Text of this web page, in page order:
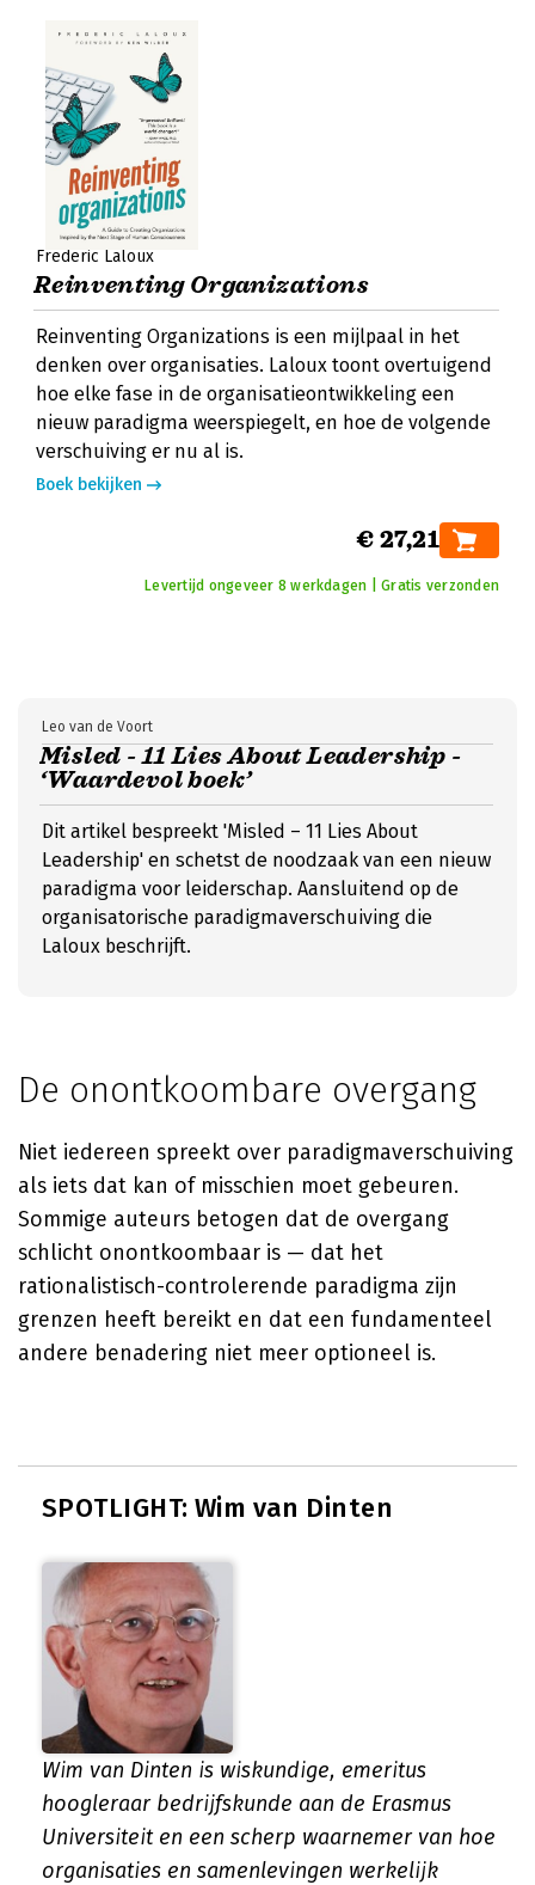
Frederic Laloux
Reinventing Organizations
Reinventing Organizations is een mijlpaal in het
denken over organisaties. Laloux toont overtuigend
hoe elke fase in de organisatieontwikkeling een
nieuw paradigma weerspiegelt, en hoe de volgende
verschuiving er nu al is.
Boek bekijken
€ 27,21
Levertijd ongeveer 8 werkdagen | Gratis verzonden
Misled - 11 Lies About Leadership -
‘Waardevol boek’
Leo van de Voort
Dit artikel bespreekt 'Misled – 11 Lies About
Leadership' en schetst de noodzaak van een nieuw
paradigma voor leiderschap. Aansluitend op de
organisatorische paradigmaverschuiving die
Laloux beschrijft.
De onontkoombare overgang
Niet iedereen spreekt over paradigmaverschuiving
als iets dat kan of misschien moet gebeuren.
Sommige auteurs betogen dat de overgang
schlicht onontkoombaar is — dat het
rationalistisch-controlerende paradigma zijn
grenzen heeft bereikt en dat een fundamenteel
andere benadering niet meer optioneel is.
SPOTLIGHT: Wim van Dinten
Wim van Dinten is wiskundige, emeritus
hoogleraar bedrijfskunde aan de Erasmus
Universiteit en een scherp waarnemer van hoe
organisaties en samenlevingen werkelijk